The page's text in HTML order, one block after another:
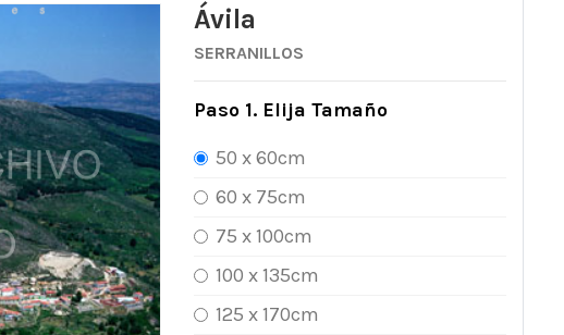
Ávila
SERRANILLOS
Paso 1. Elija Tamaño
50 x 60cm
60 x 75cm
75 x 100cm
100 x 135cm
125 x 170cm